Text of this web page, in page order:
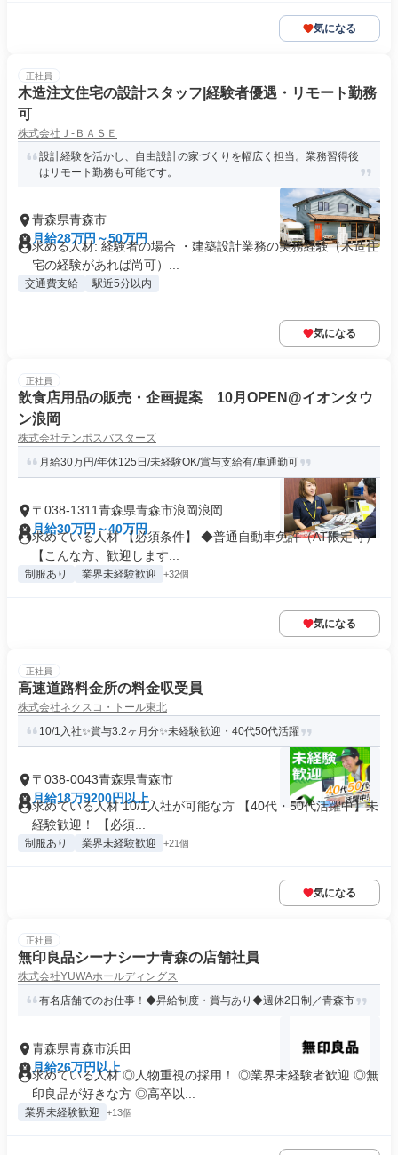
気になる
正社員
木造注文住宅の設計スタッフ|経験者優遇・リモート勤務
可
株式会社Ｊ‐ＢＡＳＥ
設計経験を活かし、自由設計の家づくりを幅広く担当。業務習得後
はリモート勤務も可能です。
青森県青森市
月給28万円～50万円
求める人材: 経験者の場合 ・建築設計業務の実務経験（木造住
宅の経験があれば尚可）...
交通費支給 駅近5分以内
気になる
正社員
飲食店用品の販売・企画提案 10月OPEN@イオンタウ
ン浪岡
株式会社テンポスバスターズ
月給30万円/年休125日/未経験OK/賞与支給有/車通勤可
〒038-1311青森県青森市浪岡浪岡
月給30万円～40万円
求めている人材 【必須条件】 ◆普通自動車免許（AT限定可）
【こんな方、歓迎します...
制服あり 業界未経験歓迎 +32個
気になる
正社員
高速道路料金所の料金収受員
株式会社ネクスコ・トール東北
10/1入社✨賞与3.2ヶ月分✨未経験歓迎・40代50代活躍
〒038-0043青森県青森市
月給18万9200円以上
求めている人材 10/1入社が可能な方 【40代・50代活躍中】未
経験歓迎！ 【必須...
制服あり 業界未経験歓迎 +21個
気になる
正社員
無印良品シーナシーナ青森の店舗社員
株式会社YUWAホールディングス
有名店舗でのお仕事！◆昇給制度・賞与あり◆週休2日制／青森市
青森県青森市浜田
月給26万円以上
求めている人材 ◎人物重視の採用！ ◎業界未経験者歓迎 ◎無
印良品が好きな方 ◎高卒以...
業界未経験歓迎 +13個